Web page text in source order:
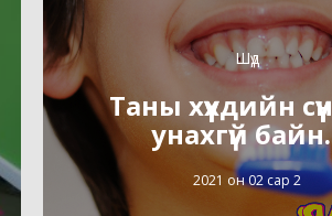
Шүд
Таны хүүхдийн
унахгүй
2021 он 02 сар 2